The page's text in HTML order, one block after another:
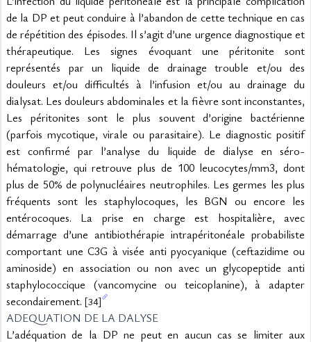
de la DP et peut conduire à l’abandon de cette technique en cas
de répétition des épisodes. Il s’agit d’une urgence diagnostique et
thérapeutique. Les signes évoquant une péritonite sont
représentés par un liquide de drainage trouble et/ou des
douleurs et/ou difficultés à l’infusion et/ou au drainage du
dialysat. Les douleurs abdominales et la fièvre sont inconstantes,
Les péritonites sont le plus souvent d’origine bactérienne
(parfois mycotique, virale ou parasitaire). Le diagnostic positif
est confirmé par l’analyse du liquide de dialyse en séro-
hématologie, qui retrouve plus de 100 leucocytes/mm3, dont
plus de 50% de polynucléaires neutrophiles. Les germes les plus
fréquents sont les staphylocoques, les BGN ou encore les
entérocoques. La prise en charge est hospitalière, avec
démarrage d’une antibiothérapie intrapéritonéale probabiliste
comportant une C3G à visée anti pyocyanique (ceftazidime ou
aminoside) en association ou non avec un glycopeptide anti
staphylococcique (vancomycine ou teicoplanine), à adapter
secondairement. [34]
ADEQUATION DE LA DALYSE
L’adéquation de la DP ne peut en aucun cas se limiter aux